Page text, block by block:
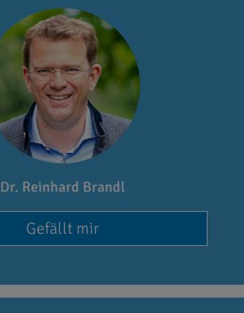
Dr. Reinhard Brandl
Gefällt mir